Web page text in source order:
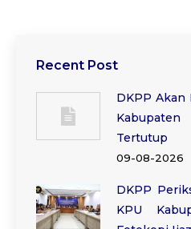
Recent Post
DKPP Akan
Kabupaten
Tertutup
09-08-2026
DKPP
KPU